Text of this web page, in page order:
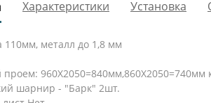
Характеристики Установка
металл до 1,8 мм
проем: 960Х2050=840мм,860Х2050=740мм
шарнир - "Барк" 2шт.